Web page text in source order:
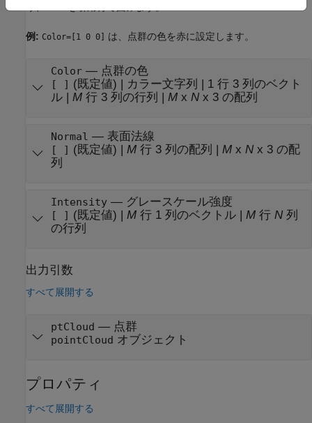
例: Color=[1 0 0] は、点群の色を赤に設定します。
Color— 点群の色
[ ] (既定値) | カラー文字列 | 1 行 3 列のベクト
ル| M行 3 列の行列 | Mx Nx 3 の配列
Normal — 表面法線
[ ] (既定値) | M行 3 列の配列 | Mx Nx 3 の配
列
Intensity— グレースケール強度
[ ] (既定値) | M行 1 列のベクトル| M行 N列
の行列
出力引数
すべて展開する
ptCloud — 点群
pointCloud オブジェクト
プロパティ
すべて展開する